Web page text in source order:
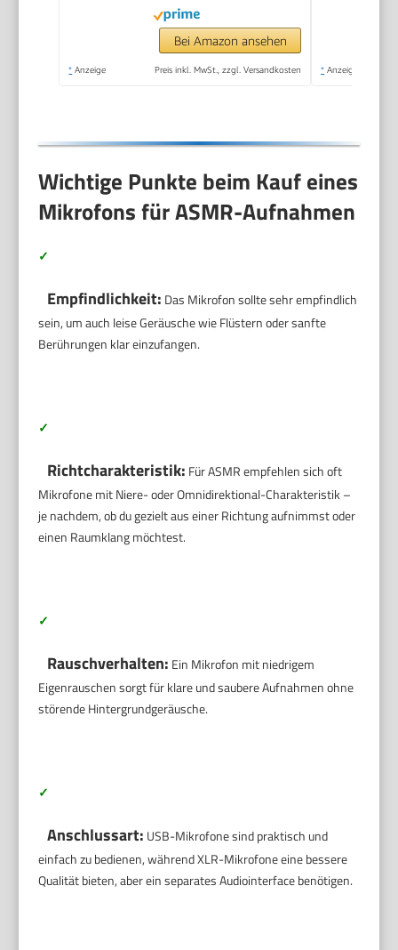
Tragbares KTV
Lautsprecher
Recorder für
Smartphone PC
Bei Amazon ansehen
* Anzeige Preis inkl. MwSt., zzgl. Versandkosten * Anzeige
Wichtige Punkte beim Kauf eines
Mikrofons für ASMR-Aufnahmen
✓
Empfindlichkeit: Das Mikrofon sollte sehr empfindlich
sein, um auch leise Geräusche wie Flüstern oder sanfte
Berührungen klar einzufangen.
✓
Richtcharakteristik: Für ASMR empfehlen sich oft
Mikrofone mit Niere- oder Omnidirektional-Charakteristik –
je nachdem, ob du gezielt aus einer Richtung aufnimmst oder
einen Raumklang möchtest.
✓
Rauschverhalten: Ein Mikrofon mit niedrigem
Eigenrauschen sorgt für klare und saubere Aufnahmen ohne
störende Hintergrundgeräusche.
✓
Anschlussart: USB-Mikrofone sind praktisch und
einfach zu bedienen, während XLR-Mikrofone eine bessere
Qualität bieten, aber ein separates Audiointerface benötigen.